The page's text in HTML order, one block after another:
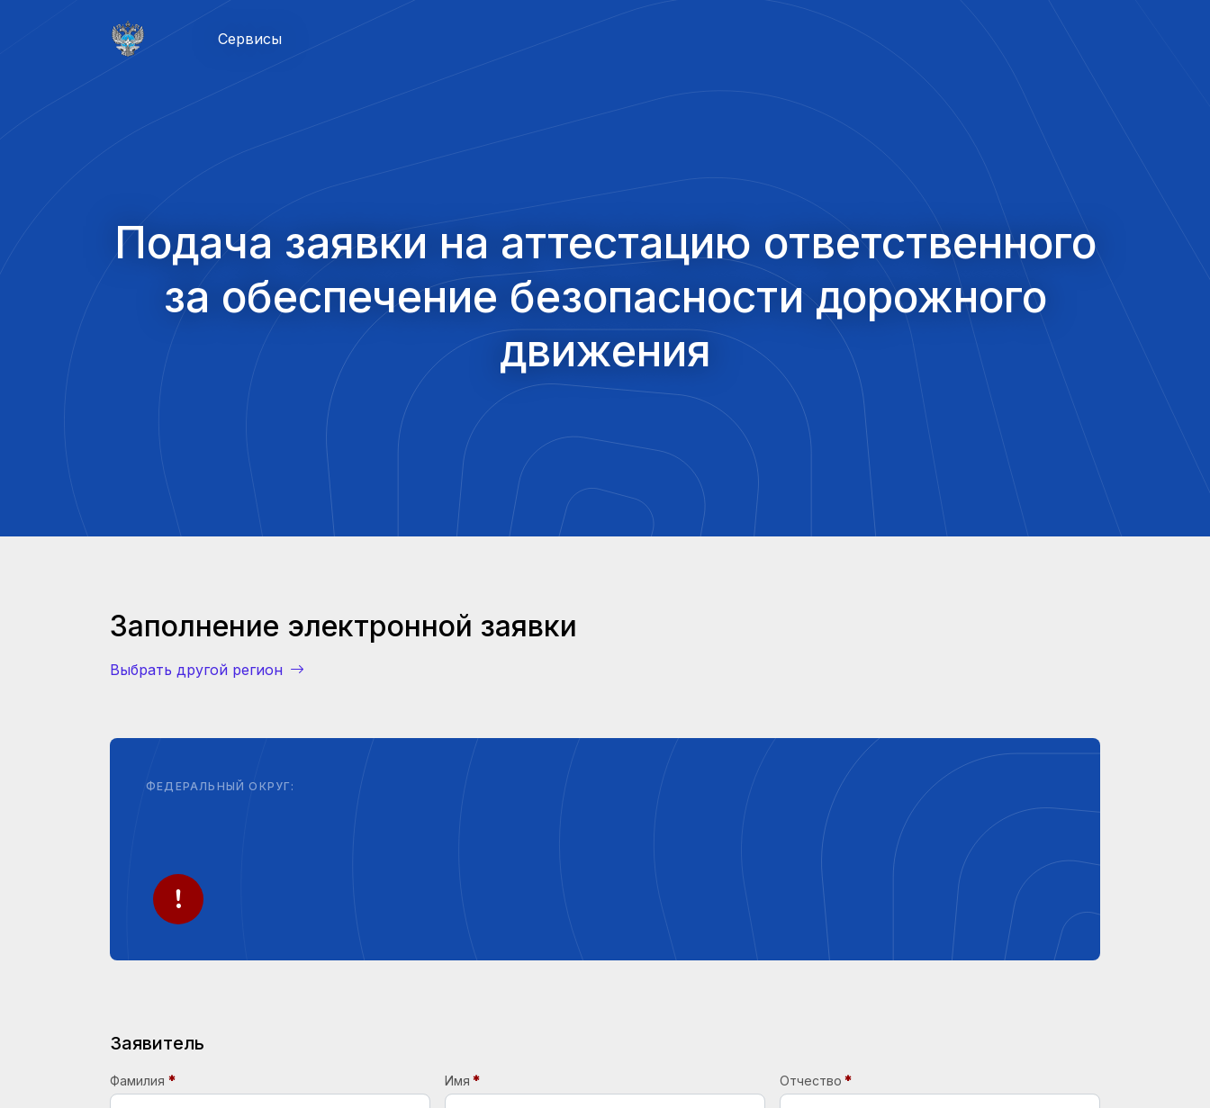
Сервисы
Согласование международного маршрута
Регистрация остановочного пункта
Выдача свидетельства типа контрольного устройства
Портал системы тахографического контроля
Подача заявки на аттестацию ответственного
за обеспечение безопасности дорожного
движения
Заполнение электронной заявки
Выбрать другой регион
ФЕДЕРАЛЬНЫЙ ОКРУГ:
Заявитель
Фамилия Имя Отчество